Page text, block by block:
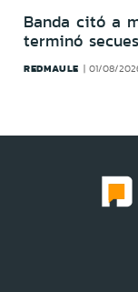
Banda citó a
terminó
REDMAULE 01/08/